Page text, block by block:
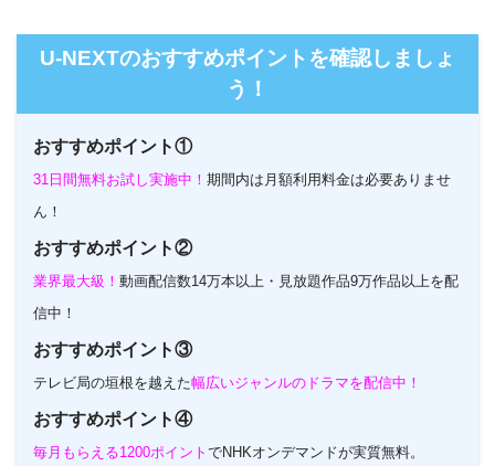
U-NEXTのおすすめポイントを確認しましょ
う！
おすすめポイント①
31日間無料お試し実施中！ 期間内は月額利用料金は必要ありませ
ん！
おすすめポイント②
業界最大級！ 動画配信数14万本以上・見放題作品9万作品以上を配
信中！
おすすめポイント③
テレビ局の垣根を越えた幅広いジャンルのドラマを配信中！
おすすめポイント④
毎月もらえる1200ポイント でNHKオンデマンドが実質無料。